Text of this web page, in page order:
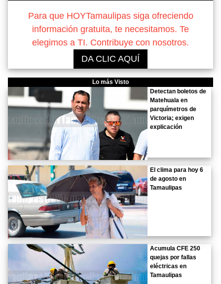
Para que HOYTamaulipas siga ofreciendo
información gratuita, te necesitamos. Te
elegimos a TI. Contribuye con nosotros.
DA CLIC AQUÍ
Lo más Visto
Detectan boletos de
Matehuala en
parquímetros de
Victoria; exigen
explicación
El clima para hoy 6
de agosto en
Tamaulipas
Acumula CFE 250
quejas por fallas
eléctricas en
Tamaulipas